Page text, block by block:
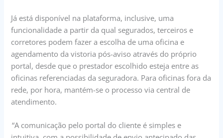
Já está disponível na plataforma, inclusive, uma
funcionalidade a partir da qual segurados, terceiros e
corretores podem fazer a escolha de uma oficina e
agendamento da vistoria pós-aviso através do próprio
portal, desde que o prestador escolhido esteja entre as
oficinas referenciadas da seguradora. Para oficinas fora da
rede, por hora, mantém-se o processo via central de
atendimento.
“A comunicação pelo portal do cliente é simples e